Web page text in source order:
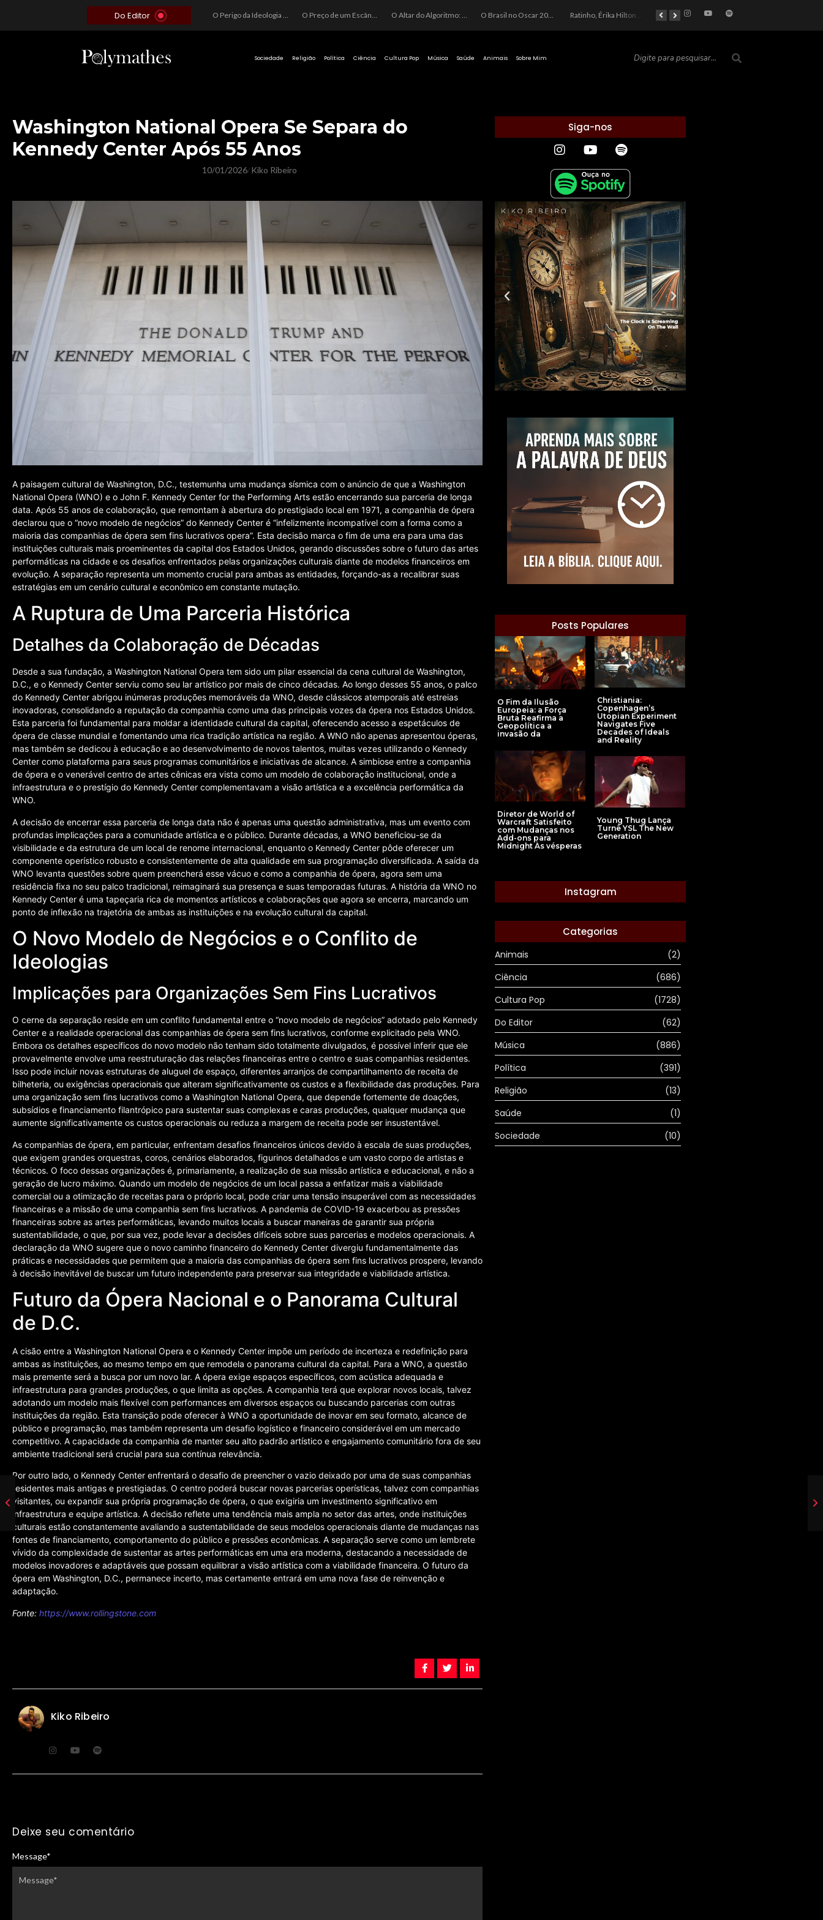
Do Editor O Perigo da Ideologia Desenfreada na Justiça: Quando a Pauta Política Substitui a Pena Criminal O Preço de um Escândalo: A Discrepância Entre o “Filme de Bolsonaro” e a Realidade do Cinema Mundial O Altar do Algoritmo: A Carência Humana e a Fabricação de Heróis no Brasil O Brasil no Oscar 2026: Entre a Cota do Politicamente Correto e a Realidade das Telas Ratinho, Érika Hilton e a Farsa Política: Quem Ganha com o Barulho no País de Bobson? As controvérsias que marcam o cenário político e econômico nacional
Sociedade Religião Política Ciência Cultura Pop Música Saúde Animais Sobre Mim
Washington National Opera Se Separa do
Kennedy Center Após 55 Anos
10/01/2026/ Kiko Ribeiro
A paisagem cultural de Washington, D.C., testemunha uma mudança sísmica com o anúncio de que a Washington
National Opera (WNO) e o John F. Kennedy Center for the Performing Arts estão encerrando sua parceria de longa
data. Após 55 anos de colaboração, que remontam à abertura do prestigiado local em 1971, a companhia de ópera
declarou que o “novo modelo de negócios” do Kennedy Center é “infelizmente incompatível com a forma como a
maioria das companhias de ópera sem fins lucrativos opera”. Esta decisão marca o fim de uma era para uma das
instituições culturais mais proeminentes da capital dos Estados Unidos, gerando discussões sobre o futuro das artes
performáticas na cidade e os desafios enfrentados pelas organizações culturais diante de modelos financeiros em
evolução. A separação representa um momento crucial para ambas as entidades, forçando-as a recalibrar suas
estratégias em um cenário cultural e econômico em constante mutação.
A Ruptura de Uma Parceria Histórica
Detalhes da Colaboração de Décadas
Desde a sua fundação, a Washington National Opera tem sido um pilar essencial da cena cultural de Washington,
D.C., e o Kennedy Center serviu como seu lar artístico por mais de cinco décadas. Ao longo desses 55 anos, o palco
do Kennedy Center abrigou inúmeras produções memoráveis da WNO, desde clássicos atemporais até estreias
inovadoras, consolidando a reputação da companhia como uma das principais vozes da ópera nos Estados Unidos.
Esta parceria foi fundamental para moldar a identidade cultural da capital, oferecendo acesso a espetáculos de
ópera de classe mundial e fomentando uma rica tradição artística na região. A WNO não apenas apresentou óperas,
mas também se dedicou à educação e ao desenvolvimento de novos talentos, muitas vezes utilizando o Kennedy
Center como plataforma para seus programas comunitários e iniciativas de alcance. A simbiose entre a companhia
de ópera e o venerável centro de artes cênicas era vista como um modelo de colaboração institucional, onde a
infraestrutura e o prestígio do Kennedy Center complementavam a visão artística e a excelência performática da
WNO.
A decisão de encerrar essa parceria de longa data não é apenas uma questão administrativa, mas um evento com
profundas implicações para a comunidade artística e o público. Durante décadas, a WNO beneficiou-se da
visibilidade e da estrutura de um local de renome internacional, enquanto o Kennedy Center pôde oferecer um
componente operístico robusto e consistentemente de alta qualidade em sua programação diversificada. A saída da
WNO levanta questões sobre quem preencherá esse vácuo e como a companhia de ópera, agora sem uma
residência fixa no seu palco tradicional, reimaginará sua presença e suas temporadas futuras. A história da WNO no
Kennedy Center é uma tapeçaria rica de momentos artísticos e colaborações que agora se encerra, marcando um
ponto de inflexão na trajetória de ambas as instituições e na evolução cultural da capital.
O Novo Modelo de Negócios e o Conflito de
Ideologias
Implicações para Organizações Sem Fins Lucrativos
O cerne da separação reside em um conflito fundamental entre o “novo modelo de negócios” adotado pelo Kennedy
Center e a realidade operacional das companhias de ópera sem fins lucrativos, conforme explicitado pela WNO.
Embora os detalhes específicos do novo modelo não tenham sido totalmente divulgados, é possível inferir que ele
provavelmente envolve uma reestruturação das relações financeiras entre o centro e suas companhias residentes.
Isso pode incluir novas estruturas de aluguel de espaço, diferentes arranjos de compartilhamento de receita de
bilheteria, ou exigências operacionais que alteram significativamente os custos e a flexibilidade das produções. Para
uma organização sem fins lucrativos como a Washington National Opera, que depende fortemente de doações,
subsídios e financiamento filantrópico para sustentar suas complexas e caras produções, qualquer mudança que
aumente significativamente os custos operacionais ou reduza a margem de receita pode ser insustentável.
As companhias de ópera, em particular, enfrentam desafios financeiros únicos devido à escala de suas produções,
que exigem grandes orquestras, coros, cenários elaborados, figurinos detalhados e um vasto corpo de artistas e
técnicos. O foco dessas organizações é, primariamente, a realização de sua missão artística e educacional, e não a
geração de lucro máximo. Quando um modelo de negócios de um local passa a enfatizar mais a viabilidade
comercial ou a otimização de receitas para o próprio local, pode criar uma tensão insuperável com as necessidades
financeiras e a missão de uma companhia sem fins lucrativos. A pandemia de COVID-19 exacerbou as pressões
financeiras sobre as artes performáticas, levando muitos locais a buscar maneiras de garantir sua própria
sustentabilidade, o que, por sua vez, pode levar a decisões difíceis sobre suas parcerias e modelos operacionais. A
declaração da WNO sugere que o novo caminho financeiro do Kennedy Center divergiu fundamentalmente das
práticas e necessidades que permitem que a maioria das companhias de ópera sem fins lucrativos prospere, levando
à decisão inevitável de buscar um futuro independente para preservar sua integridade e viabilidade artística.
Futuro da Ópera Nacional e o Panorama Cultural
de D.C.
A cisão entre a Washington National Opera e o Kennedy Center impõe um período de incerteza e redefinição para
ambas as instituições, ao mesmo tempo em que remodela o panorama cultural da capital. Para a WNO, a questão
mais premente será a busca por um novo lar. A ópera exige espaços específicos, com acústica adequada e
infraestrutura para grandes produções, o que limita as opções. A companhia terá que explorar novos locais, talvez
adotando um modelo mais flexível com performances em diversos espaços ou buscando parcerias com outras
instituições da região. Esta transição pode oferecer à WNO a oportunidade de inovar em seu formato, alcance de
público e programação, mas também representa um desafio logístico e financeiro considerável em um mercado
competitivo. A capacidade da companhia de manter seu alto padrão artístico e engajamento comunitário fora de seu
ambiente tradicional será crucial para sua contínua relevância.
Por outro lado, o Kennedy Center enfrentará o desafio de preencher o vazio deixado por uma de suas companhias
residentes mais antigas e prestigiadas. O centro poderá buscar novas parcerias operísticas, talvez com companhias
visitantes, ou expandir sua própria programação de ópera, o que exigiria um investimento significativo em
infraestrutura e equipe artística. A decisão reflete uma tendência mais ampla no setor das artes, onde instituições
culturais estão constantemente avaliando a sustentabilidade de seus modelos operacionais diante de mudanças nas
fontes de financiamento, comportamento do público e pressões econômicas. A separação serve como um lembrete
vívido da complexidade de sustentar as artes performáticas em uma era moderna, destacando a necessidade de
modelos inovadores e adaptáveis que possam equilibrar a visão artística com a viabilidade financeira. O futuro da
ópera em Washington, D.C., permanece incerto, mas certamente entrará em uma nova fase de reinvenção e
adaptação.
Fonte: https://www.rollingstone.com
Kiko Ribeiro
Deixe seu comentário
Message*
Siga-nos
Posts Populares
O Fim da Ilusão
Europeia: a Força
Bruta Reafirma a
Geopolítica a
invasão da
Christiania:
Copenhagen’s
Utopian Experiment
Navigates Five
Decades of Ideals
and Reality
Diretor de World of
Warcraft Satisfeito
com Mudanças nos
Add-ons para
Midnight Às vésperas
Young Thug Lança
Turnê YSL The New
Generation
Instagram
Categorias
Animais
(2)
Ciência
(686)
Cultura Pop
(1728)
Do Editor
(62)
Música
(886)
Política
(391)
Religião
(13)
Saúde
(1)
Sociedade
(10)